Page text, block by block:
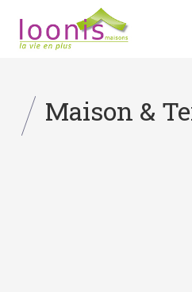
Maison &